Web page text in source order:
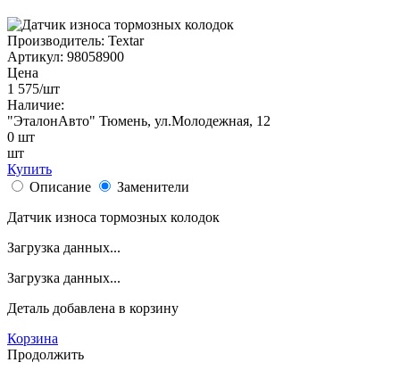
Производитель: Textar
Артикул: 98058900
Цена
1 575/шт
Наличие:
"ЭталонАвто" Тюмень, ул.Молодежная, 12
0 шт
шт
Купить
Описание
Заменители
Датчик износа тормозных колодок
Загрузка данных...
Загрузка данных...
Деталь добавлена в корзину
Корзина
Продолжить